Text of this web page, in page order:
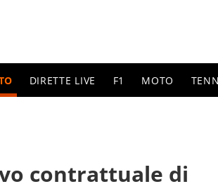
DIRETTE LIVE F1 MOTO
contrattuale di